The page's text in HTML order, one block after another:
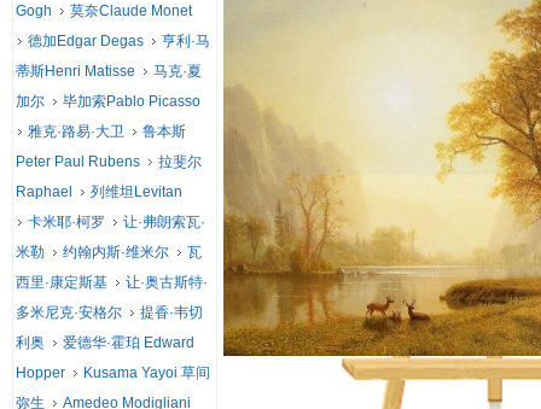
Gogh
莫奈Claude Monet
德加Edgar Degas
亨利·马
蒂斯Henri Matisse
马克·夏
加尔
毕加索Pablo Picasso
雅克·路易·大卫
鲁本斯
Peter Paul Rubens
拉斐尔
Raphael
列维坦Levitan
卡米耶·柯罗
让·弗朗索瓦·
米勒
约翰内斯·维米尔
瓦
西里·康定斯基
让·奥古斯特·
多米尼克·安格尔
提香·韦切
利奥
爱德华·霍珀 Edward
Hopper
Kusama Yayoi 草间
弥生
Amedeo Modigliani